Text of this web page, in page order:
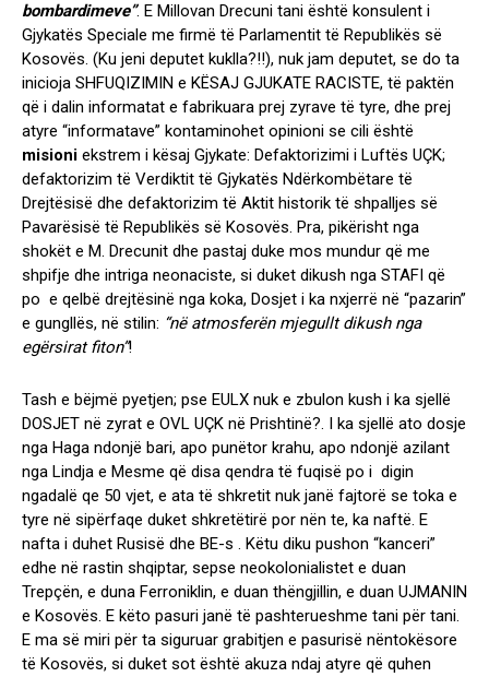
bombardimeve”. E Millovan Drecuni tani është konsulent i
Gjykatës Speciale me firmë të Parlamentit të Republikës së
Kosovës. (Ku jeni deputet kuklla?!!), nuk jam deputet, se do ta
inicioja SHFUQIZIMIN e KËSAJ GJUKATE RACISTE, të paktën
që i dalin informatat e fabrikuara prej zyrave të tyre, dhe prej
atyre “informatave” kontaminohet opinioni se cili është
misioni ekstrem i kësaj Gjykate: Defaktorizimi i Luftës UÇK;
defaktorizim të Verdiktit të Gjykatës Ndërkombëtare të
Drejtësisë dhe defaktorizim të Aktit historik të shpalljes së
Pavarësisë të Republikës së Kosovës. Pra, pikërisht nga
shokët e M. Drecunit dhe pastaj duke mos mundur që me
shpifje dhe intriga neonaciste, si duket dikush nga STAFI që
po e qelbë drejtësinë nga koka, Dosjet i ka nxjerrë në “pazarin”
e gungllës, në stilin: “në atmosferën mjegullt dikush nga
egërsirat fiton”!
Tash e bëjmë pyetjen; pse EULX nuk e zbulon kush i ka sjellë
DOSJET në zyrat e OVL UÇK në Prishtinë?. I ka sjellë ato dosje
nga Haga ndonjë bari, apo punëtor krahu, apo ndonjë azilant
nga Lindja e Mesme që disa qendra të fuqisë po i digin
ngadalë qe 50 vjet, e ata të shkretit nuk janë fajtorë se toka e
tyre në sipërfaqe duket shkretëtirë por nën te, ka naftë. E
nafta i duhet Rusisë dhe BE-s . Këtu diku pushon “kanceri”
edhe në rastin shqiptar, sepse neokolonialistet e duan
Trepçën, e duna Ferroniklin, e duan thëngjillin, e duan UJMANIN
e Kosovës. E këto pasuri janë të pashterueshme tani për tani.
E ma së miri për ta siguruar grabitjen e pasurisë nëntokësore
të Kosovës, si duket sot është akuza ndaj atyre që quhen